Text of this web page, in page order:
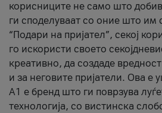
корисниците не само што
ги споделуваат со оние што им
“Подари на пријател”, секој
го искористи своето
креативно, да создаде
и за неговите пријатели. Ова е
А1 е бренд што ги поврзува
технологија, со вистинска